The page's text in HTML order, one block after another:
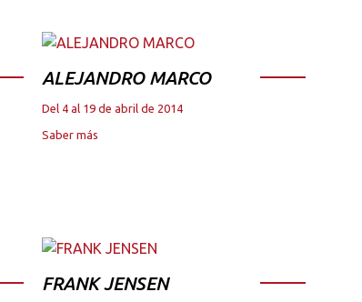
ALEJANDRO MARCO
Del 4 al 19 de abril de 2014
Saber más
FRANK JENSEN